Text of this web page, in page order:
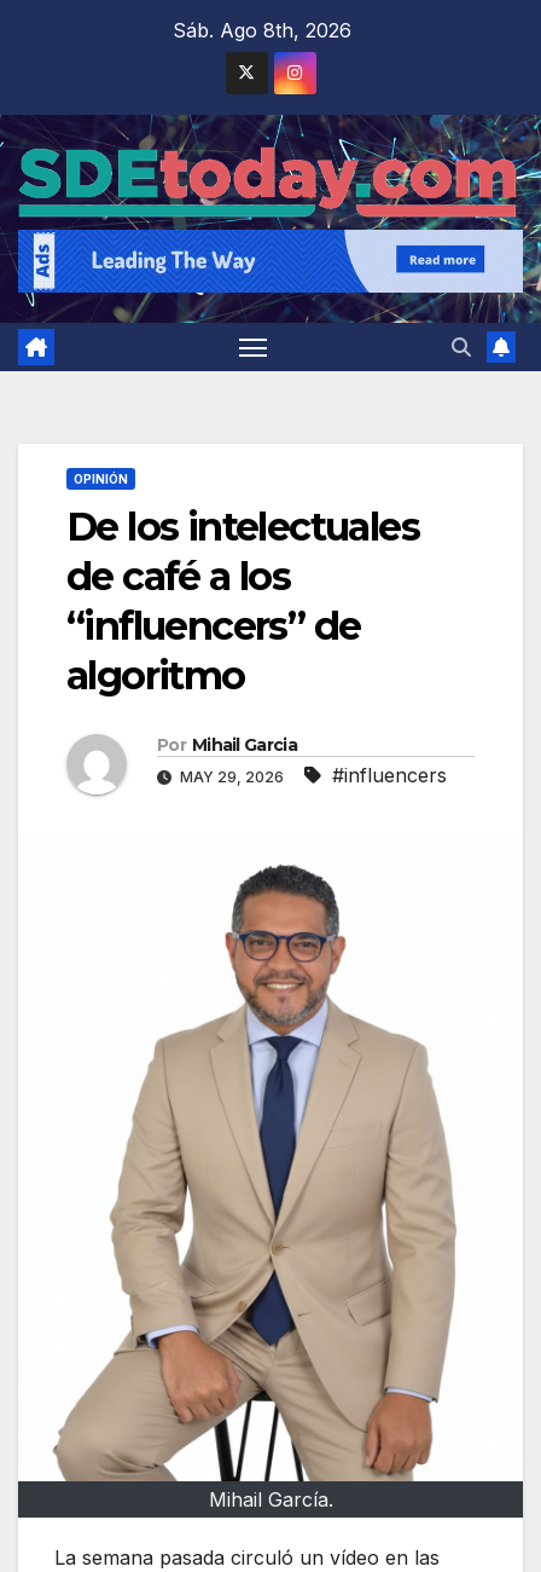
Sáb. Ago 8th, 2026
OPINIÓN
De los intelectuales
de café a los
“influencers” de
algoritmo
Por Mihail Garcia
MAY 29, 2026 #influencers
Mihail García.
La semana pasada circuló un vídeo en las